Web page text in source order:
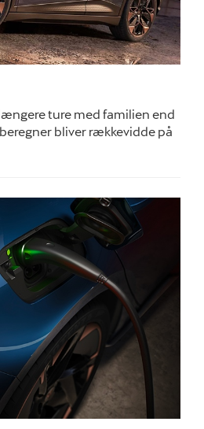
ture med familien end
bliver rækkevidde på